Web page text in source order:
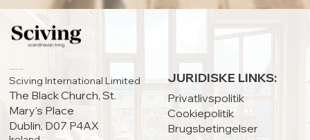
HOVEDKONTOR:
Sciving International Limited
The Black Church, St.
Mary's Place
Dublin, D07 P4AX
JURIDISKE LINKS:
Privatlivspolitik
Cookiepolitik
Brugsbetingelser